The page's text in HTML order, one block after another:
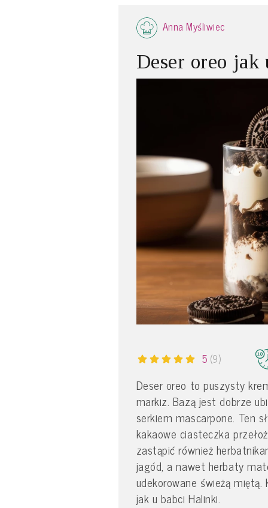
Anna Myśliwiec
Deser oreo
5 (9)
Deser oreo to puszysty
markiz. Bazą jest dobrze
serkiem mascarpone. Ten
kakaowe ciasteczka
zastąpić również
jagód, a nawet herbaty
udekorowane świeżą
jak u babci Halinki.